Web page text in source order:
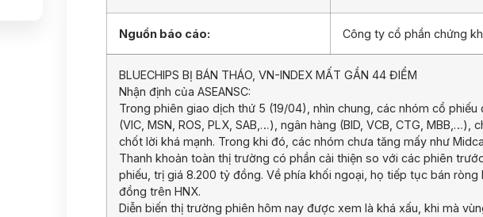
Nguồn báo cáo: Công ty cổ phần chứng
BLUECHIPS BỊ BÁN THÁO, VN-INDEX MẤT GẦN 44 ĐIỂM
Nhận định của ASEANSC:
Trong phiên giao dịch thứ 5 (19/04), nhìn chung, các nhóm cổ
(VIC, MSN, ROS, PLX, SAB,…), ngân hàng (BID, VCB, CTG, MBB,…),
chốt lời khá mạnh. Trong khi đó, các nhóm chưa tăng mấy như
Thanh khoản toàn thị trường có phần cải thiện so với các phiên
phiếu, trị giá 8.200 tỷ đồng. Về phía khối ngoại, họ tiếp tục bán ròng
đồng trên HNX.
Diễn biến thị trường phiên hôm nay được xem là khá xấu, khi mà